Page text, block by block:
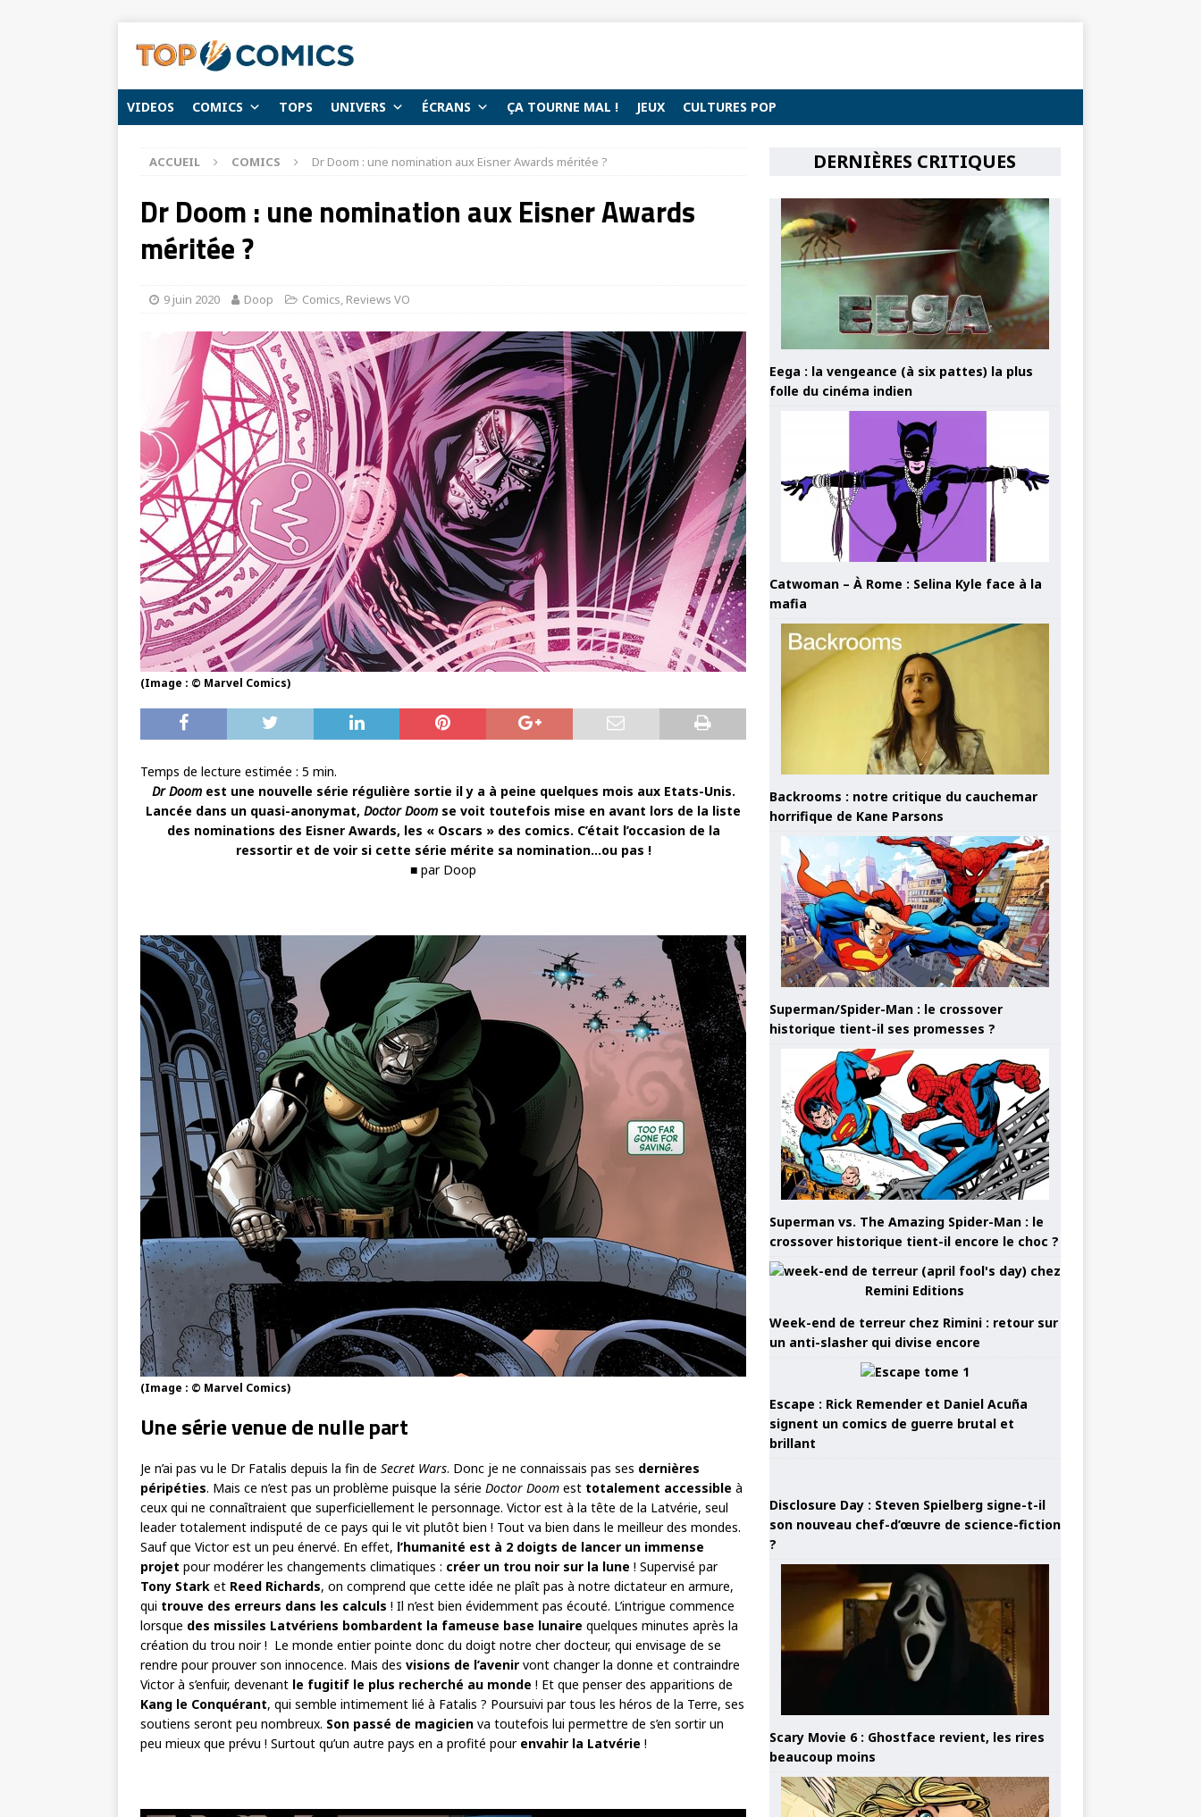
VIDEOS COMICS TOPS UNIVERS ÉCRANS ÇA TOURNE MAL ! JEUX CULTURES POP
ACCUEIL COMICS Dr Doom : une nomination aux Eisner Awards méritée ?
Dr Doom : une nomination aux Eisner Awards
méritée ?
9 juin 2020 Doop Comics, Reviews VO
(Image : © Marvel Comics)
Temps de lecture estimée : 5 min.
Dr Doomest une nouvelle série régulière sortie il y a à peine quelques mois aux Etats-Unis.
Lancée dans un quasi-anonymat,Doctor Doom se voit toutefois mise en avant lors de la liste
des nominations des Eisner Awards, les « Oscars » des comics. C’était l’occasion de la
ressortir et de voir si cette série mérite sa nomination…ou pas !
■ par Doop
(Image : © Marvel Comics)
Une série venue de nulle part
Je n’ai pas vu le Dr Fatalis depuis la fin de Secret Wars. Donc je ne connaissais pas ses dernières
péripéties. Mais ce n’est pas un problème puisque la série Doctor Doom est totalement accessible à
ceux qui ne connaîtraient que superficiellement le personnage. Victor est à la tête de la Latvérie, seul
leader totalement indisputé de ce pays qui le vit plutôt bien ! Tout va bien dans le meilleur des mondes.
Sauf que Victor est un peu énervé. En effet, l’humanité est à 2 doigts de lancer un immense
projet pour modérer les changements climatiques : créer un trou noir sur la lune ! Supervisé par
Tony Stark et Reed Richards, on comprend que cette idée ne plaît pas à notre dictateur en armure,
qui trouve des erreurs dans les calculs ! Il n’est bien évidemment pas écouté. L’intrigue commence
lorsque des missiles Latvériens bombardent la fameuse base lunaire quelques minutes après la
création du trou noir ! Le monde entier pointe donc du doigt notre cher docteur, qui envisage de se
rendre pour prouver son innocence. Mais des visions de l’avenir vont changer la donne et contraindre
Victor à s’enfuir, devenant le fugitif le plus recherché au monde ! Et que penser des apparitions de
Kang le Conquérant, qui semble intimement lié à Fatalis ? Poursuivi par tous les héros de la Terre, ses
soutiens seront peu nombreux. Son passé de magicien va toutefois lui permettre de s’en sortir un
peu mieux que prévu ! Surtout qu’un autre pays en a profité pour envahir la Latvérie !
DERNIÈRES CRITIQUES
Eega : la vengeance (à six pattes) la plus
folle du cinéma indien
Catwoman – À Rome : Selina Kyle face à la
mafia
Backrooms : notre critique du cauchemar
horrifique de Kane Parsons
Superman/Spider-Man : le crossover
historique tient-il ses promesses ?
Superman vs. The Amazing Spider-Man : le
crossover historique tient-il encore le choc ?
Week-end de terreur chez Rimini : retour sur
un anti-slasher qui divise encore
Escape : Rick Remender et Daniel Acuña
signent un comics de guerre brutal et
brillant
Disclosure Day : Steven Spielberg signe-t-il
son nouveau chef-d’œuvre de science-fiction
?
Scary Movie 6 : Ghostface revient, les rires
beaucoup moins